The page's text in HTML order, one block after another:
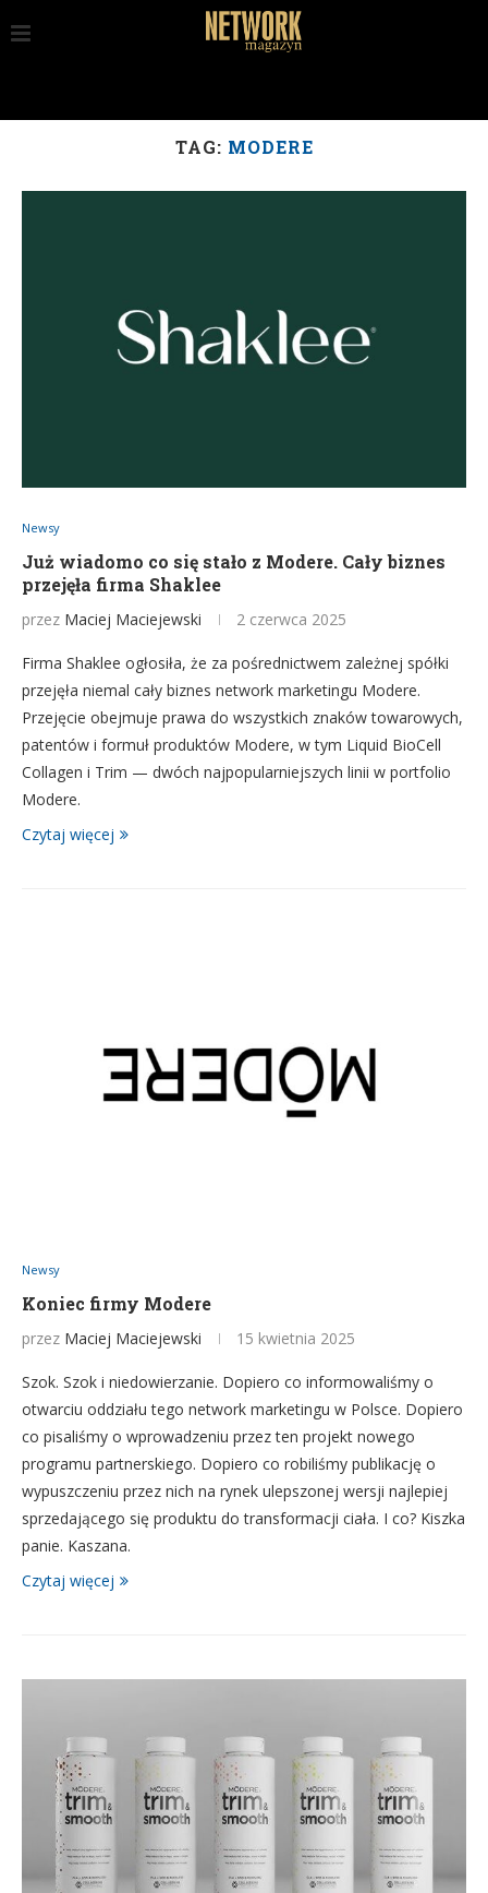
TAG: MODERE
Newsy
Już wiadomo co się stało z Modere. Cały biznes
przejęła firma Shaklee
przez Maciej Maciejewski 2 czerwca 2025
Firma Shaklee ogłosiła, że za pośrednictwem zależnej spółki ​​
przejęła niemal cały biznes network marketingu Modere.
Przejęcie obejmuje prawa do wszystkich znaków towarowych,
patentów i formuł produktów Modere, w tym Liquid BioCell
Collagen i Trim — dwóch najpopularniejszych linii w portfolio
Modere.
Czytaj więcej
Newsy
Koniec firmy Modere
przez Maciej Maciejewski 15 kwietnia 2025
Szok. Szok i niedowierzanie. Dopiero co informowaliśmy o
otwarciu oddziału tego network marketingu w Polsce. Dopiero
co pisaliśmy o wprowadzeniu przez ten projekt nowego
programu partnerskiego. Dopiero co robiliśmy publikację o
wypuszczeniu przez nich na rynek ulepszonej wersji najlepiej
sprzedającego się produktu do transformacji ciała. I co? Kiszka
panie. Kaszana.
Czytaj więcej